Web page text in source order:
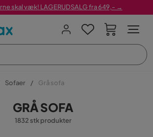
skal væk! LAGERUDSALG fra 649,- →
Sofaer Grå sofa
GRÅ SOFA
1832 stk produkter